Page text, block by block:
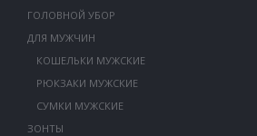
ГОЛОВНОЙ УБОР
ДЛЯ МУЖЧИН
КОШЕЛЬКИ МУЖСКИЕ
РЮКЗАКИ МУЖСКИЕ
СУМКИ МУЖСКИЕ
ЗОНТЫ